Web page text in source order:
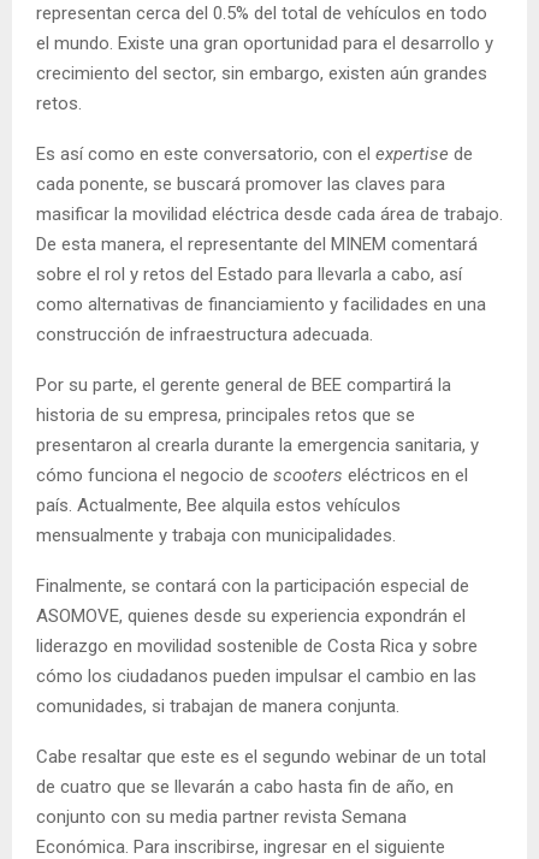
representan cerca del 0.5% del total de vehículos en todo
el mundo. Existe una gran oportunidad para el desarrollo y
crecimiento del sector, sin embargo, existen aún grandes
retos. ​
Es así como en este conversatorio, con el expertise de
cada ponente, se buscará promover las claves para
masificar la movilidad eléctrica desde cada área de trabajo.
De esta manera, el representante del MINEM comentará
sobre el rol y retos del Estado para llevarla a cabo, así
como alternativas de financiamiento y facilidades en una
construcción de infraestructura adecuada.
Por su parte, el gerente general de BEE compartirá la
historia de su empresa, principales retos que se
presentaron al crearla durante la emergencia sanitaria, y
cómo funciona el negocio de scooters eléctricos en el
país. Actualmente, Bee alquila estos vehículos
mensualmente y trabaja con municipalidades.
Finalmente, se contará con la participación especial de
ASOMOVE, quienes desde su experiencia expondrán el
liderazgo en movilidad sostenible de Costa Rica y sobre
cómo los ciudadanos pueden impulsar el cambio en las
comunidades, si trabajan de manera conjunta.
Cabe resaltar que este es el segundo webinar de un total
de cuatro que se llevarán a cabo hasta fin de año, en
conjunto con su media partner revista Semana
Económica. Para inscribirse, ingresar en el siguiente